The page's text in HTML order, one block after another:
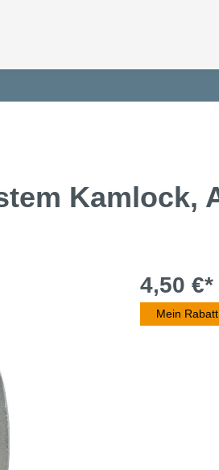
Kamlock,
4,50 €*
Mein Rabatt